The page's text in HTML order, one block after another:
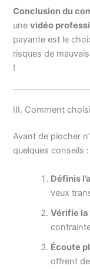
Conclusion du
unevidéo
payante est le
risques de
!
III. Comment
Avant de piocher
quelques conseils :
Définis
veux
Vérifie
Écoute
offrent